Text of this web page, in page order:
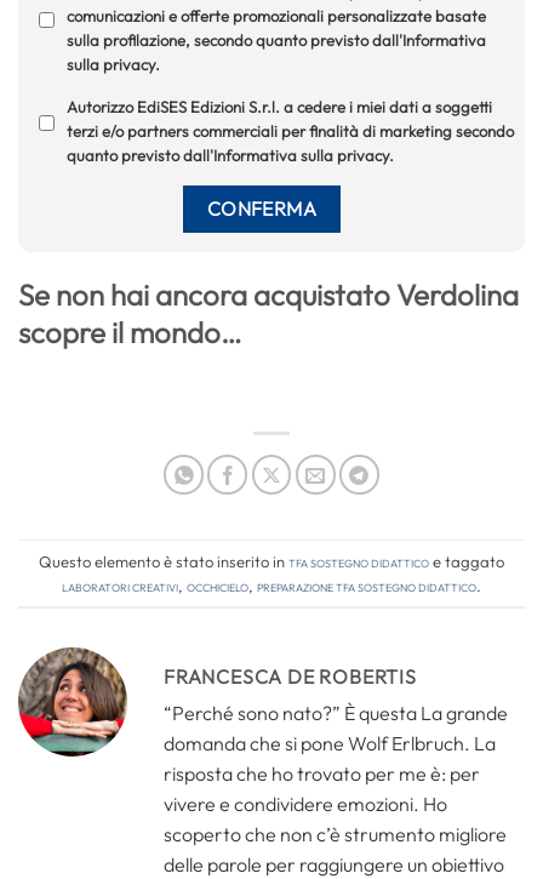
comunicazioni e offerte promozionali personalizzate basate
sulla profilazione, secondo quanto previsto dall'Informativa
sulla privacy.
Autorizzo EdiSES Edizioni S.r.l. a cedere i miei dati a soggetti
terzi e/o partners commerciali per finalità di marketing secondo
quanto previsto dall'Informativa sulla privacy.
Se non hai ancora acquistato Verdolina
scopre il mondo…
Questo elemento è stato inserito inTFA Sostegno Didatticoe taggato
laboratori creativi, occhicielo, preparazione tfa sostegno didattico.
FRANCESCA DE ROBERTIS
“Perché sono nato?” È questa La grande
domanda che si pone Wolf Erlbruch. La
risposta che ho trovato per me è: per
vivere e condividere emozioni. Ho
scoperto che non c’è strumento migliore
delle parole per raggiungere un obiettivo